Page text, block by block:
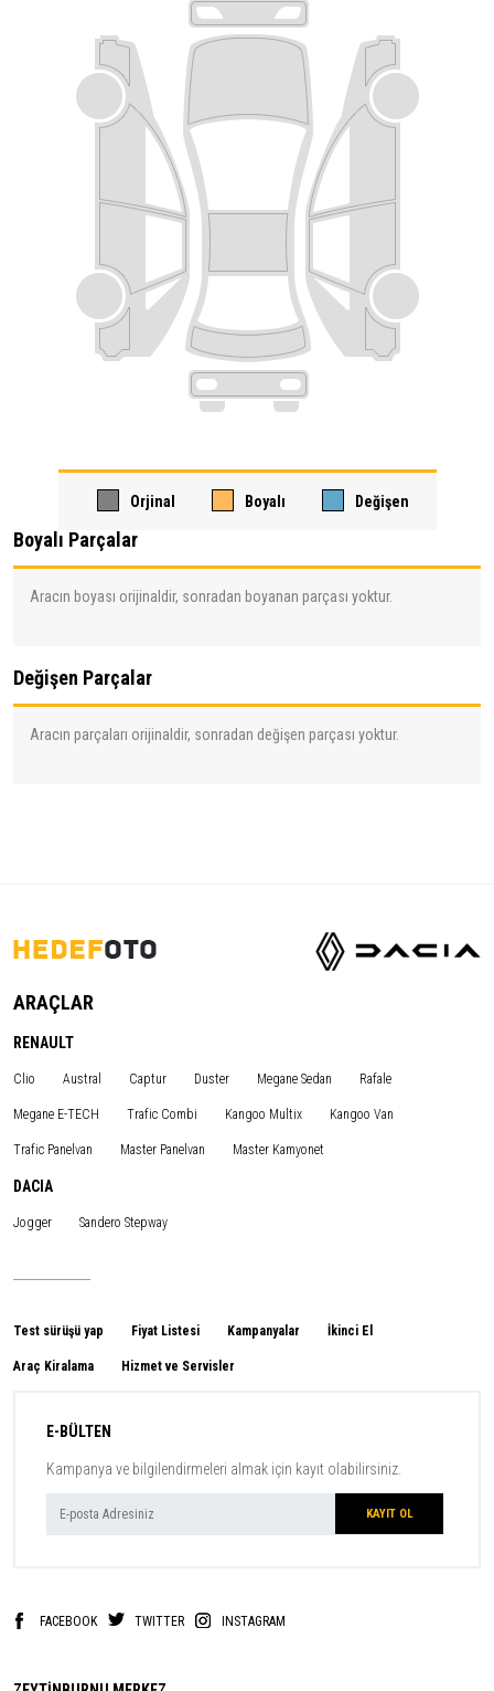
Orjinal Boyalı Değişen
Boyalı Parçalar
Aracın boyası orijinaldir, sonradan boyanan parçası yoktur.
Değişen Parçalar
Aracın parçaları orijinaldir, sonradan değişen parçası yoktur.
ARAÇLAR
RENAULT
Clio Austral Captur Duster Megane Sedan Rafale
Megane E-TECH Trafic Combi Kangoo Multix Kangoo Van
Trafic Panelvan Master Panelvan Master Kamyonet
DACIA
Jogger Sandero Stepway
Test sürüşü yap Fiyat Listesi Kampanyalar İkinci El
Araç Kiralama Hizmet ve Servisler
E-BÜLTEN
Kampanya ve bilgilendirmeleri almak için kayıt olabilirsiniz.
FACEBOOK TWITTER INSTAGRAM